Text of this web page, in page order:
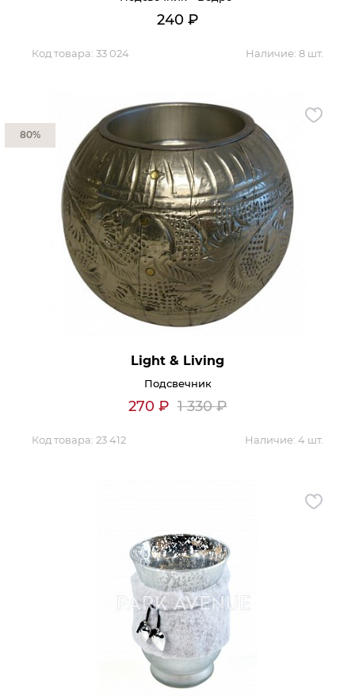
Мебель
Кресла
Аксессуары для столовой
Как купить
Вопросы и ответы
Отзывы
Политика обработки
персональных данных
Реквизиты
3D Тур
Контакты
Обратная связь
240 ₽
Код товара: 33 024 Наличие: 8 шт.
Light & Living
Подсвечник
270 ₽ 1 330₽
Код товара: 23 412 Наличие: 4 шт.
80%